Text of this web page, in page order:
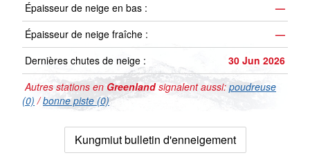
Épaisseur de neige en bas :
—
Épaisseur de neige fraîche :
—
Dernières chutes de neige :
30 Jun 2026
Autres stations en Greenlandsignalent aussi: poudreuse
(0) /bonne piste (0)
Kungmiut bulletin d'enneigement